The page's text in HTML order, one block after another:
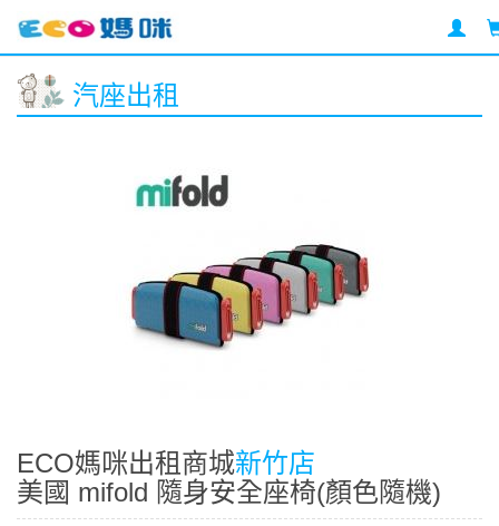
汽座出租
ECO媽咪出租商城新竹店
美國 mifold 隨身安全座椅(顏色隨機)